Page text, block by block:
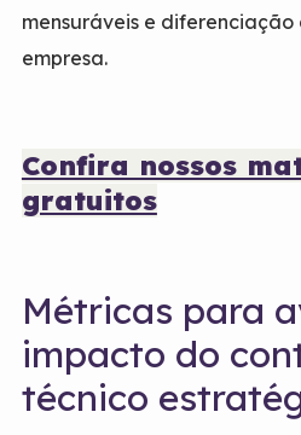
mensuráveis e
empresa.
Confira nossos
gratuitos
Métricas para
impacto do
técnico